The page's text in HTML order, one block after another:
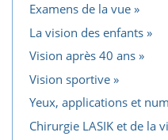
Examens de la vue
La vision des enfants
Vision après 40 ans
Vision sportive
Yeux, applications et
Chirurgie LASIK et de la